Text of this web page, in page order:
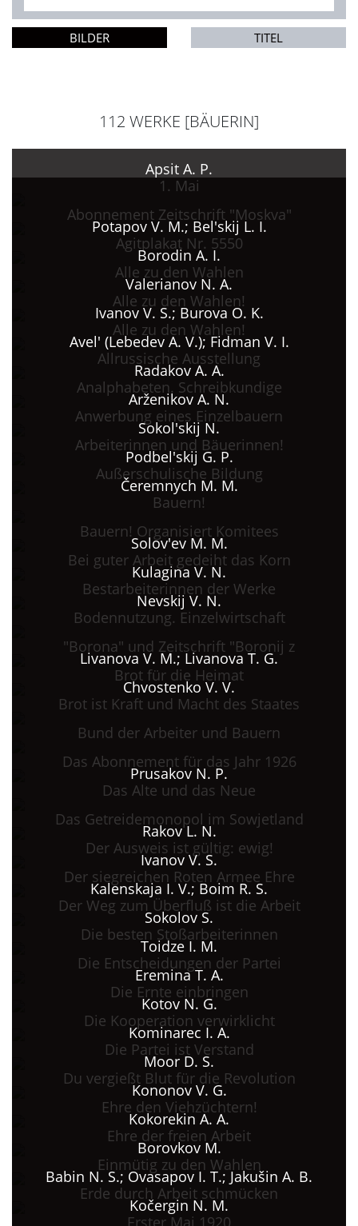
BILDER TITEL
112 WERKE [BÄUERIN]
Apsit A. P.
1. Mai
Abonnement Zeitschrift "Moskva"
Potapov V. M.; Bel'skij L. I.
Agitplakat Nr. 5550
Borodin A. I.
Alle zu den Wahlen
Valerianov N. A.
Alle zu den Wahlen!
Ivanov V. S.; Burova O. K.
Alle zu den Wahlen!
Avel' (Lebedev A. V.); Fidman V. I.
Allrussische Ausstellung
Radakov A. A.
Analphabeten. Schreibkundige
Arženikov A. N.
Anwerbung eines Einzelbauern
Sokol'skij N.
Arbeiterinnen und Bäuerinnen!
Podbel'skij G. P.
Außerschulische Bildung
Čeremnych M. M.
Bauern!
Bauern! Organisiert Komitees
Solov'ev M. M.
Bei guter Arbeit gedeiht das Korn
Kulagina V. N.
Bestarbeiterinnen der Werke
Nevskij V. N.
Bodennutzung. Einzelwirtschaft
"Borona" und Zeitschrift "Boronij z
Livanova V. M.; Livanova T. G.
Brot für die Heimat
Chvostenko V. V.
Brot ist Kraft und Macht des Staates
Bund der Arbeiter und Bauern
Das Abonnement für das Jahr 1926
Prusakov N. P.
Das Alte und das Neue
Das Getreidemonopol im Sowjetland
Rakov L. N.
Der Ausweis ist gültig: ewig!
Ivanov V. S.
Der siegreichen Roten Armee Ehre
Kalenskaja I. V.; Boim R. S.
Der Weg zum Überfluß ist die Arbeit
Sokolov S.
Die besten Stoßarbeiterinnen
Toidze I. M.
Die Entscheidungen der Partei
Eremina T. A.
Die Ernte einbringen
Kotov N. G.
Die Kooperation verwirklicht
Kominarec I. A.
Die Partei ist Verstand
Moor D. S.
Du vergießt Blut für die Revolution
Kononov V. G.
Ehre den Viehzüchtern!
Kokorekin A. A.
Ehre der freien Arbeit
Borovkov M.
Einmütig zu den Wahlen
Babin N. S.; Ovasapov I. T.; Jakušin A. B.
Erde durch Arbeit schmücken
Kočergin N. M.
Erster Mai 1920